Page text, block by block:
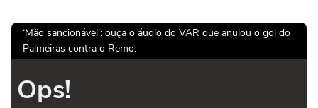
‘Mão sancionável’: ouça o áudio do VAR que anulou o gol do
Palmeiras contra o Remo:
Ops!